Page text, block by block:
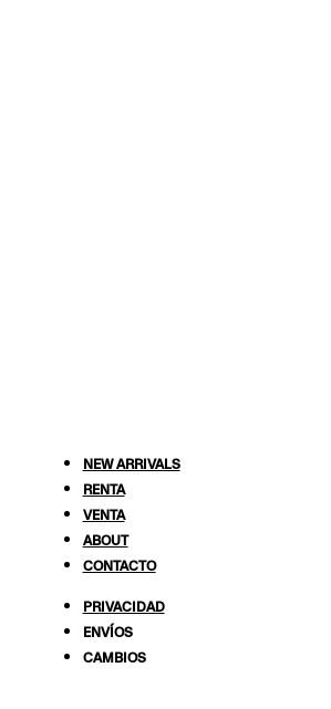
NEW ARRIVALS
RENTA
VENTA
ABOUT
CONTACTO
PRIVACIDAD
ENVÍOS
CAMBIOS